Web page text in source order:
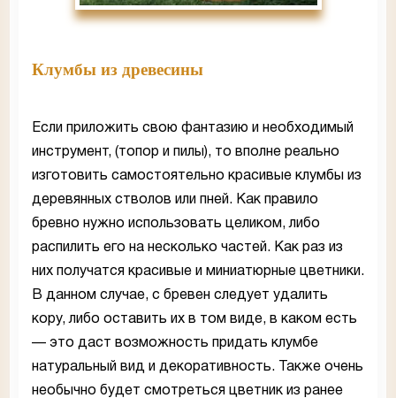
Клумбы из древесины
Если приложить свою фантазию и необходимый
инструмент, (топор и пилы), то вполне реально
изготовить самостоятельно красивые клумбы из
деревянных стволов или пней. Как правило
бревно нужно использовать целиком, либо
распилить его на несколько частей. Как раз из
них получатся красивые и миниатюрные цветники.
В данном случае, с бревен следует удалить
кору, либо оставить их в том виде, в каком есть
— это даст возможность придать клумбе
натуральный вид и декоративность. Также очень
необычно будет смотреться цветник из ранее